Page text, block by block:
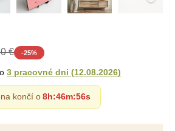
€ -25%
3 pracovné dni (12.08.2026)
končí o8h:46m:55s